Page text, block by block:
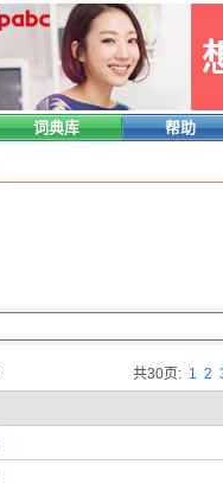
词典库 帮助
共30页: 1 2